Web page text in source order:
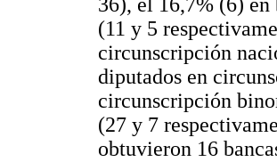
(11 y 5
circunscripción
diputados en
circunscripción
(27 y 7
obtuvieron 16